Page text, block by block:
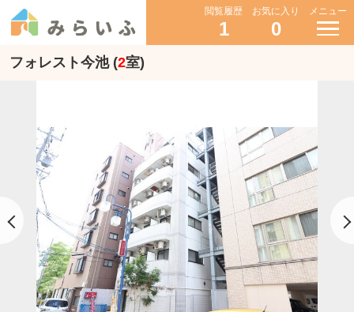
閲覧履歴
1
お気に入り
0
メニュー
フォレスト今池 (2室)